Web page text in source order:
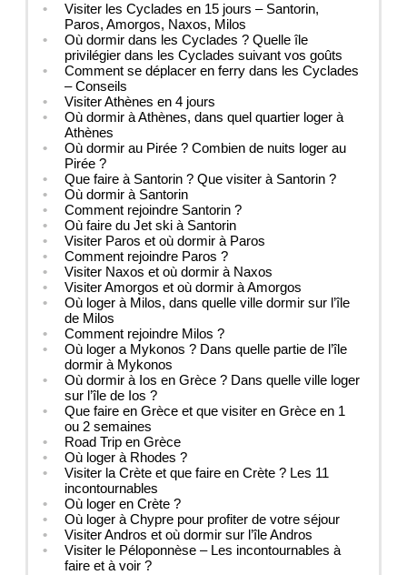
Visiter les Cyclades en 15 jours – Santorin,
Paros, Amorgos, Naxos, Milos
Où dormir dans les Cyclades ? Quelle île
privilégier dans les Cyclades suivant vos goûts
Comment se déplacer en ferry dans les Cyclades
– Conseils
Visiter Athènes en 4 jours
Où dormir à Athènes, dans quel quartier loger à
Athènes
Où dormir au Pirée ? Combien de nuits loger au
Pirée ?
Que faire à Santorin ? Que visiter à Santorin ?
Où dormir à Santorin
Comment rejoindre Santorin ?
Où faire du Jet ski à Santorin
Visiter Paros et où dormir à Paros
Comment rejoindre Paros ?
Visiter Naxos et où dormir à Naxos
Visiter Amorgos et où dormir à Amorgos
Où loger à Milos, dans quelle ville dormir sur l’île
de Milos
Comment rejoindre Milos ?
Où loger a Mykonos ? Dans quelle partie de l’île
dormir à Mykonos
Où dormir à Ios en Grèce ? Dans quelle ville loger
sur l’île de Ios ?
Que faire en Grèce et que visiter en Grèce en 1
ou 2 semaines
Road Trip en Grèce
Où loger à Rhodes ?
Visiter la Crète et que faire en Crète ? Les 11
incontournables
Où loger en Crète ?
Où loger à Chypre pour profiter de votre séjour
Visiter Andros et où dormir sur l’île Andros
Visiter le Péloponnèse – Les incontournables à
faire et à voir ?